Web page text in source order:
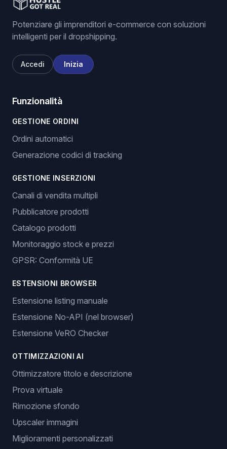
Potenziare gli imprenditori e-commerce con soluzioni
intelligenti per il dropshipping.
Accedi Inizia
Funzionalità
GESTIONE ORDINI
Ordini automatici
Generazione codici di tracking
GESTIONE INSERZIONI
Canali di vendita multipli
Pubblicatore prodotti
Catalogo prodotti
Monitoraggio stock e prezzi
GPSR: Conformità UE
ESTENSIONI BROWSER
Estensione listing manuale
Estensione No-API (nel browser)
Estensione VeRO Checker
OTTIMIZZAZIONI AI
Ottimizzatore titolo e descrizione
Prova virtuale
Rimozione sfondo
Upscaler immagini
Miglioramenti personalizzati